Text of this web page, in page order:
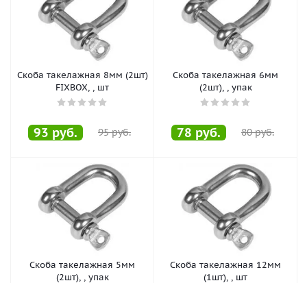
Скоба такелажная 8мм (2шт)
FIXBOX, , шт
93 руб. 95руб.
Скоба такелажная 6мм
(2шт), , упак
78 руб. 80руб.
Скоба такелажная 5мм
(2шт), , упак
Скоба такелажная 12мм
(1шт), , шт